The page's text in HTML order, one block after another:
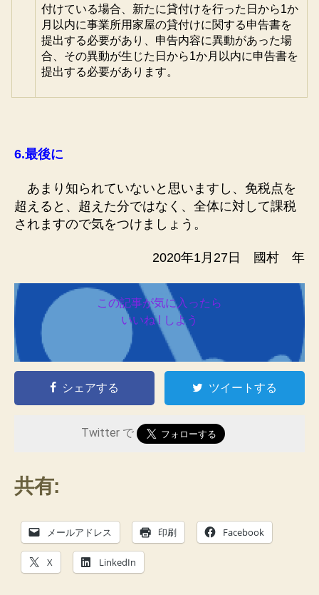
付けている場合、新たに貸付けを行った日から1か
月以内に事業所用家屋の貸付けに関する申告書を
提出する必要があり、申告内容に異動があった場
合、その異動が生じた日から1か月以内に申告書を
提出する必要があります。
6.最後に
あまり知られていないと思いますし、免税点を
超えると、超えた分ではなく、全体に対して課税
されますので気をつけましょう。
2020年1月27日 國村 年
この記事が気に入ったら
いいね ! しよう
シェアする ツイートする
Twitter で
共有:
メールアドレス 印刷 Facebook
X LinkedIn